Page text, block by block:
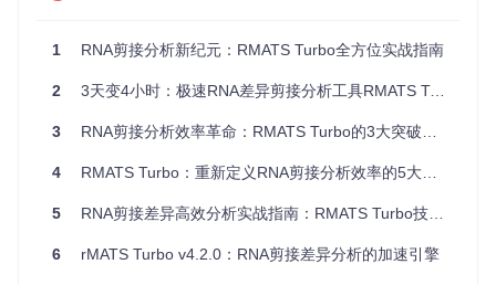
核心技术原理：剪接分析的"智能快递系统"
想象RNA剪接分析如同一个大型物流中心，原始测序数据是等
用"逐个扫描"的方式处理数据，如同人工分拣每个包裹；而RM
点，如同快递的区域初分
流中心的多分拣线
1 RNA剪接分析新纪元：RMATS Turbo全方位实战指南
2 3天变4小时：极速RNA差异剪接分析工具RMATS Turbo实战指南
3 RNA剪接分析效率革命：RMATS Turbo的3大突破与实战指南
4 RMATS Turbo：重新定义RNA剪接分析效率的5大突破与实战指南
5 RNA剪接差异高效分析实战指南：RMATS Turbo技术详解
6 rMATS Turbo v4.2.0：RNA剪接差异分析的加速引擎